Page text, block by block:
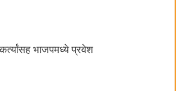
भाजपमध्ये प्रवेश